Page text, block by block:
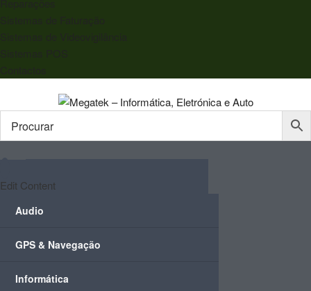
Edit Content
Audio
GPS & Navegação
Informática